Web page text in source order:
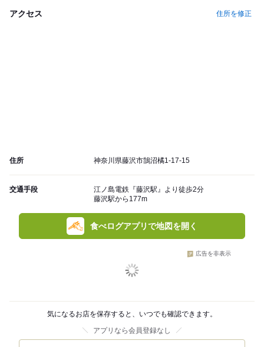
アクセス 住所を修正
住所 神奈川県藤沢市鵠沼橘1-17-15
交通手段
江ノ島電鉄『藤沢駅』より徒歩2分
藤沢駅から177m
食べログアプリで地図を開く
広告を非表示
気になるお店を保存すると、いつでも確認できます。
アプリなら会員登録なし